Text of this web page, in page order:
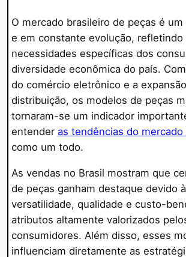
O mercado brasileiro de peças é
e em constante evolução, refletindo
necessidades específicas dos
diversidade econômica do país.
do comércio eletrônico e a
distribuição, os modelos de peças
tornaram-se um indicador
entender as tendências do mercado
como um todo.
As vendas no Brasil mostram que
de peças ganham destaque devido
versatilidade, qualidade e custo-
atributos altamente valorizados
consumidores. Além disso, esses
influenciam diretamente as